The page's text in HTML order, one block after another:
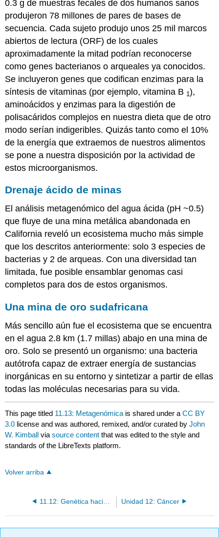
0.3 g de muestras fecales de dos humanos sanos
produjeron 78 millones de pares de bases de
secuencia. Cada sujeto produjo unos 25 mil marcos
abiertos de lectura (ORF) de los cuales
aproximadamente la mitad podrían reconocerse
como genes bacterianos o arqueales ya conocidos.
Se incluyeron genes que codifican enzimas para la
síntesis de vitaminas (por ejemplo, vitamina B 1 ),
aminoácidos y enzimas para la digestión de
polisacáridos complejos en nuestra dieta que de otro
modo serían indigeribles. Quizás tanto como el 10%
de la energía que extraemos de nuestros alimentos
se pone a nuestra disposición por la actividad de
estos microorganismos.
Drenaje ácido de minas
El análisis metagenómico del agua ácida (pH ~0.5)
que fluye de una mina metálica abandonada en
California reveló un ecosistema mucho más simple
que los descritos anteriormente: solo 3 especies de
bacterias y 2 de arqueas. Con una diversidad tan
limitada, fue posible ensamblar genomas casi
completos para dos de estos organismos.
Una mina de oro sudafricana
Más sencillo aún fue el ecosistema que se encuentra
en el agua 2.8 km (1.7 millas) abajo en una mina de
oro. Solo se presentó un organismo: una bacteria
autótrofa capaz de extraer energía de sustancias
inorgánicas en su entorno y sintetizar a partir de ellas
todas las moléculas necesarias para su vida.
This page titled 11.13: Metagenómicais shared under aCC BY
3.0 license and was authored, remixed, and/or curated byJohn
W. Kimball viasource content that was edited to the style and
standards of the LibreTexts platform.
Volver arriba
11.12: Genética hacia adelante y hacia atrás Unidad 12: Cáncer